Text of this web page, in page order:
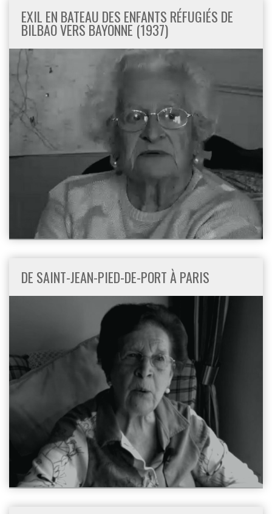
EXIL EN BATEAU DES ENFANTS RÉFUGIÉS DE
BILBAO VERS BAYONNE (1937)
DE SAINT-JEAN-PIED-DE-PORT À PARIS